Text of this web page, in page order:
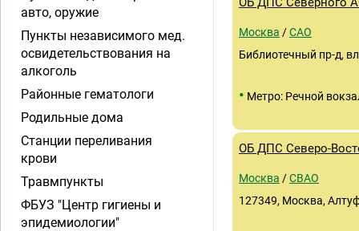
Москва /САО
Библиотечный пр-д,
• Метро: Речной
ОБ ДПС Северо-
Москва /СВАО
127349, Москва,
авто, оружие
Пункты независимого мед.
освидетельствования на
алкоголь
Районные гематологи
Родильные дома
Станции переливания
крови
Травмпункты
ФБУЗ "Центр гигиены и
эпидемиологии"